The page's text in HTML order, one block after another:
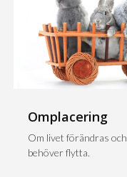
Omplacering
Om livet förändras
behöver flytta.